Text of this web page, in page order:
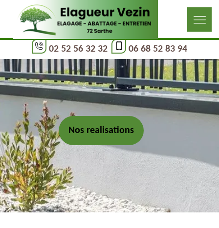
02 52 56 32 32 06 68 52 83 94
Nos realisations